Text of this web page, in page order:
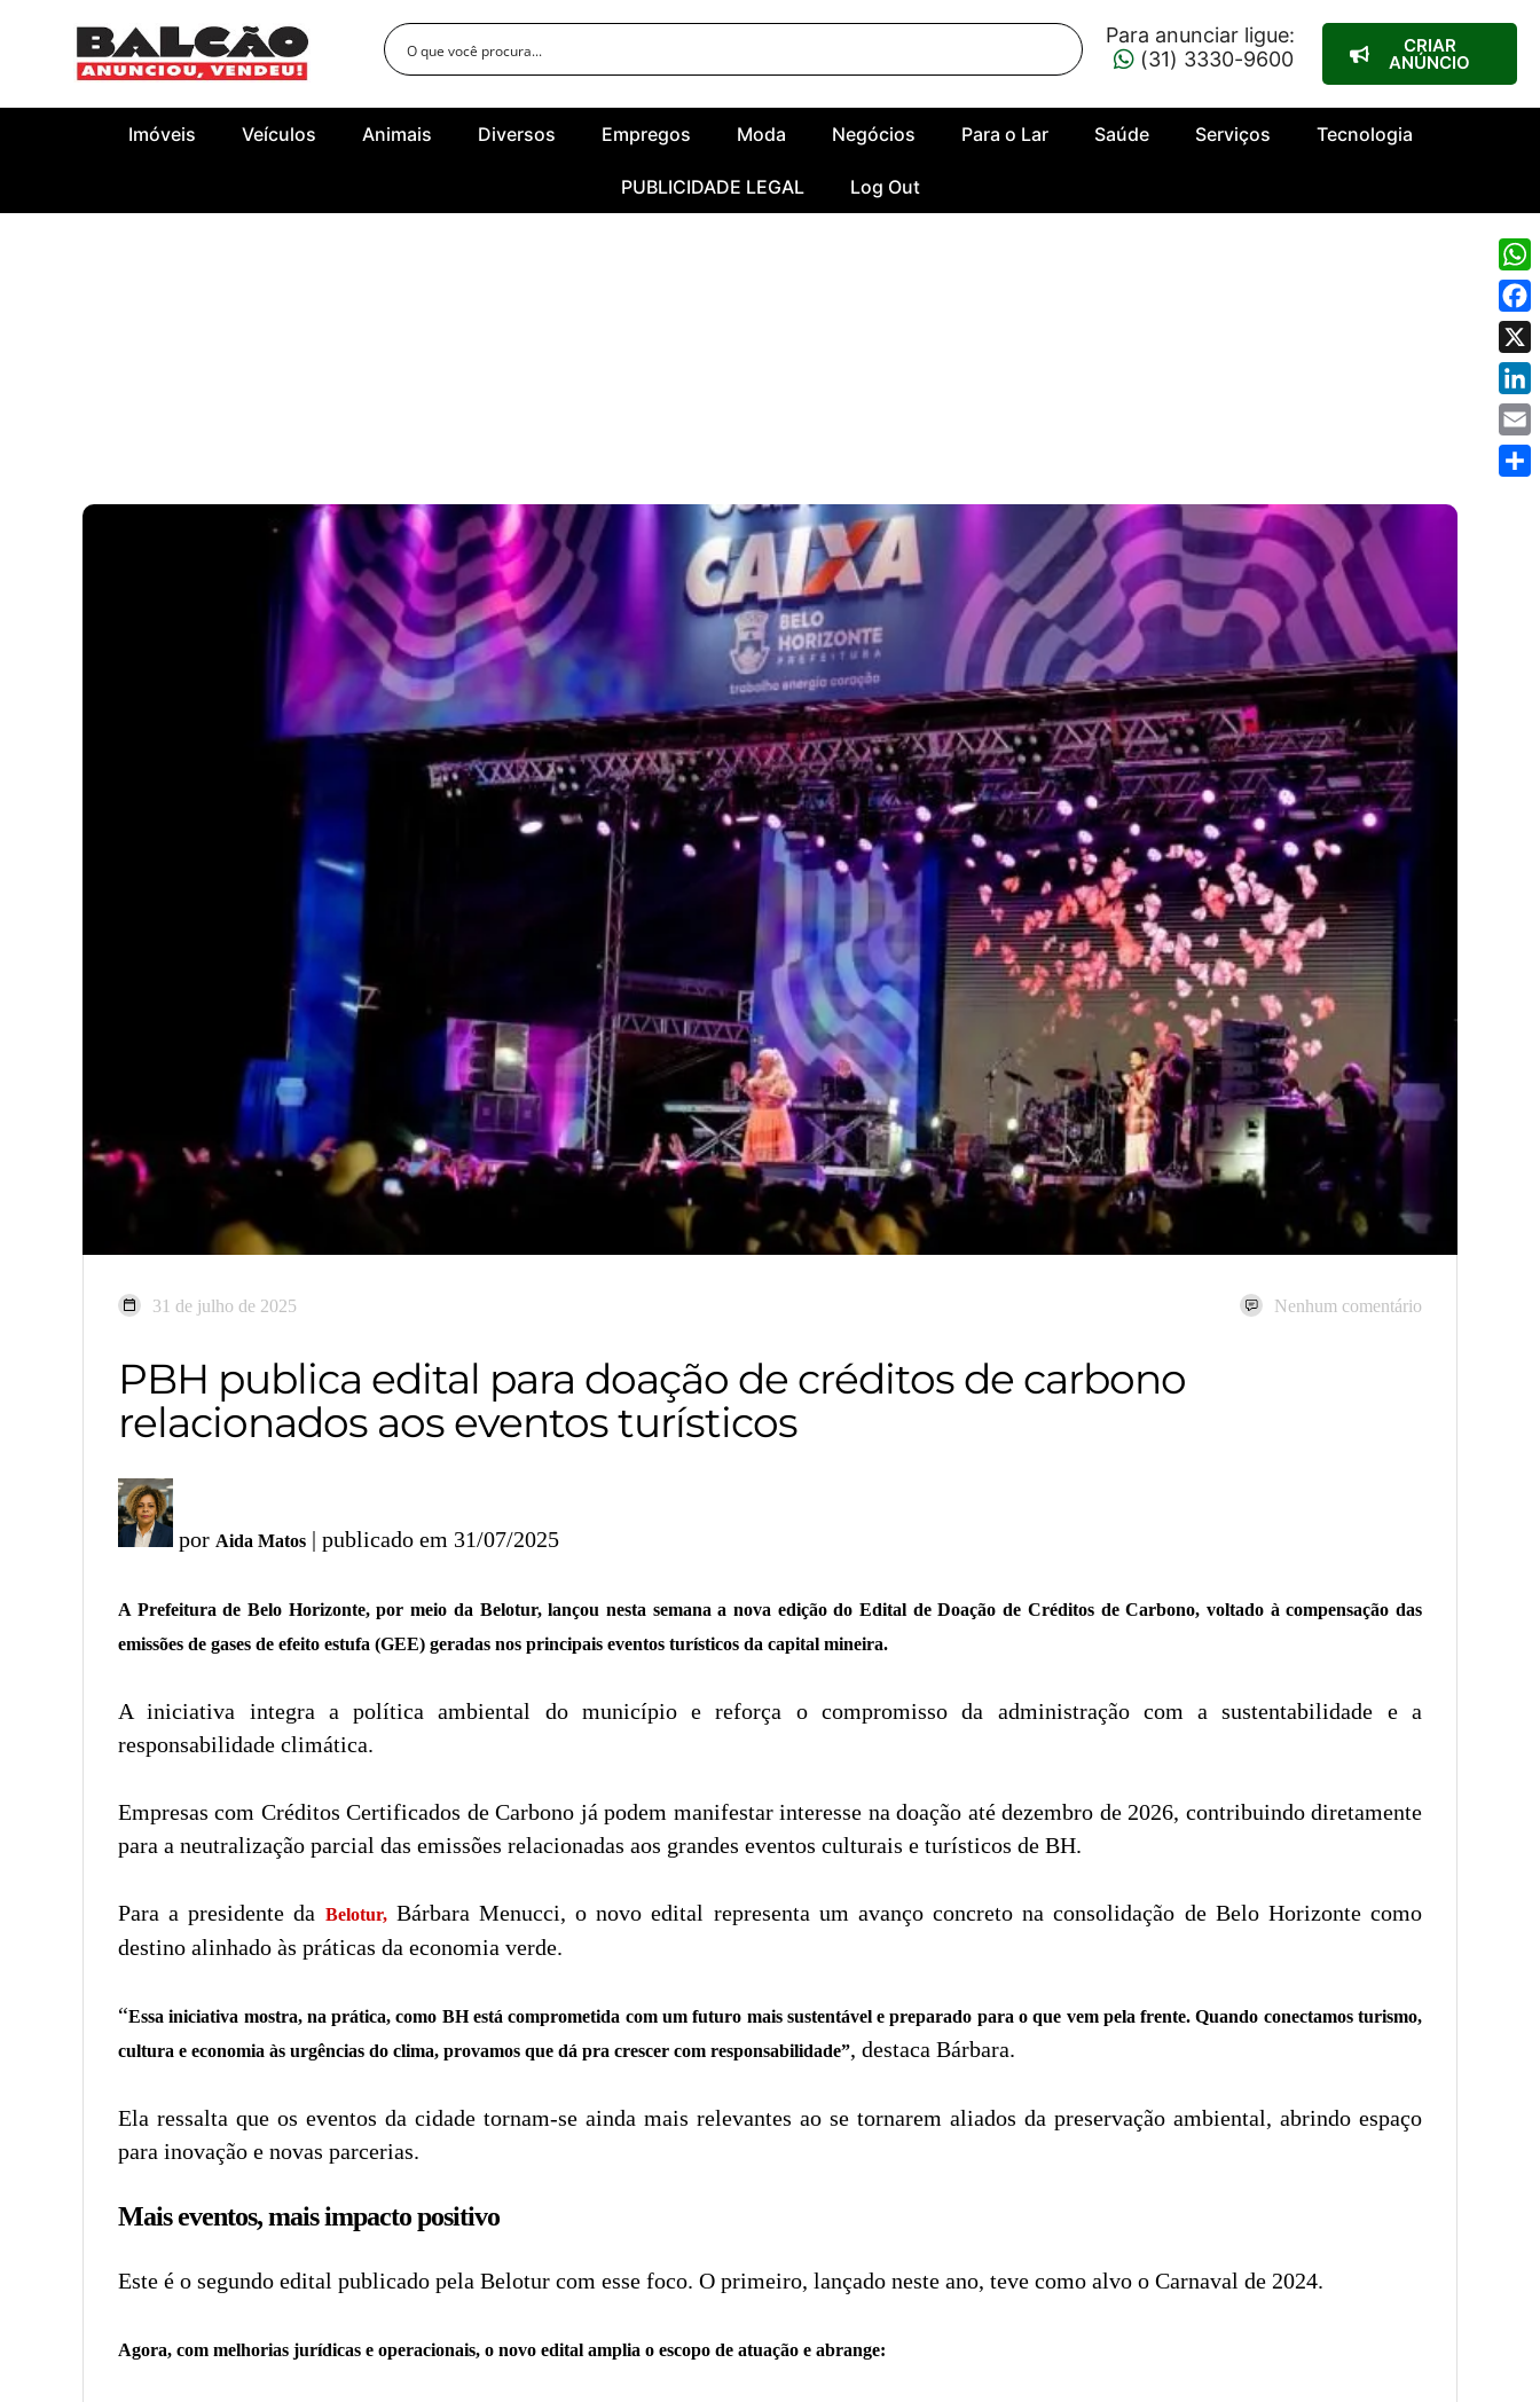
Para anunciar ligue:
(31) 3330-9600
CRIAR
ANÚNCIO
Imóveis Veículos Animais Diversos Empregos Moda Negócios Para o Lar Saúde Serviços Tecnologia
PUBLICIDADE LEGAL Log Out
31 de julho de 2025 Nenhum comentário
PBH publica edital para doação de créditos de carbono
relacionados aos eventos turísticos
por Aida Matos | publicado em 31/07/2025
A Prefeitura de Belo Horizonte, por meio da Belotur, lançou nesta semana a nova edição do Edital de Doação de Créditos de Carbono, voltado à compensação das
emissões de gases de efeito estufa (GEE) geradas nos principais eventos turísticos da capital mineira.
A iniciativa integra a política ambiental do município e reforça o compromisso da administração com a sustentabilidade e a
responsabilidade climática.
Empresas com Créditos Certificados de Carbono já podem manifestar interesse na doação até dezembro de 2026, contribuindo diretamente
para a neutralização parcial das emissões relacionadas aos grandes eventos culturais e turísticos de BH.
Para a presidente da Belotur,Bárbara Menucci, o novo edital representa um avanço concreto na consolidação de Belo Horizonte como
destino alinhado às práticas da economia verde.
“Essa iniciativa mostra, na prática, como BH está comprometida com um futuro mais sustentável e preparado para o que vem pela frente. Quando conectamos turismo,
cultura e economia às urgências do clima, provamos que dá pra crescer com responsabilidade”, destaca Bárbara.
Ela ressalta que os eventos da cidade tornam-se ainda mais relevantes ao se tornarem aliados da preservação ambiental, abrindo espaço
para inovação e novas parcerias.
Mais eventos, mais impacto positivo
Este é o segundo edital publicado pela Belotur com esse foco. O primeiro, lançado neste ano, teve como alvo o Carnaval de 2024.
Agora, com melhorias jurídicas e operacionais, o novo edital amplia o escopo de atuação e abrange:
X